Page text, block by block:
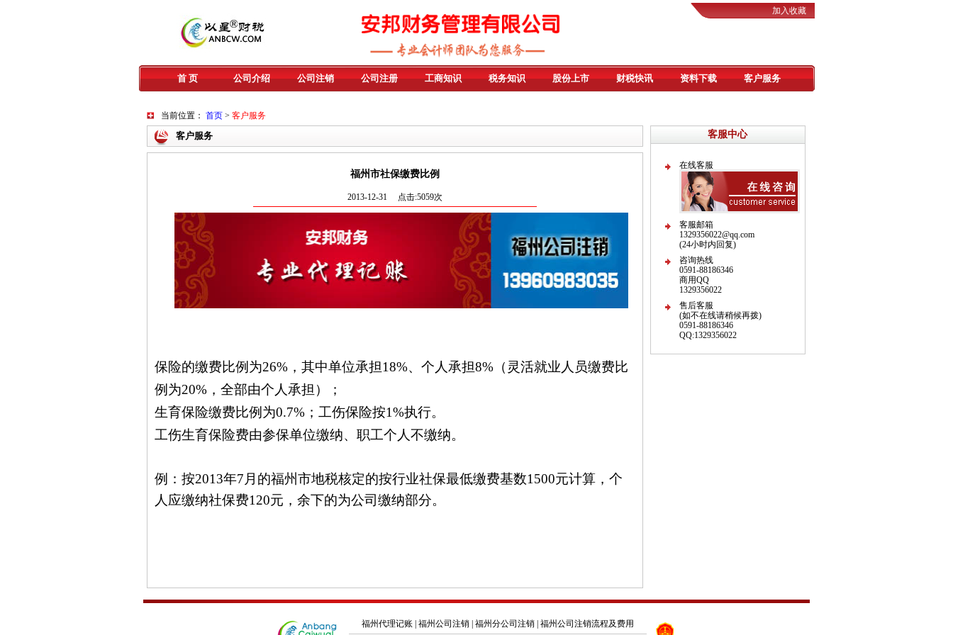
加入收藏
首 页 公司介绍 公司注销 公司注册 工商知识 税务知识 股份上市 财税快讯 资料下载 客户服务
当前位置： 首页> 客户服务
客户服务
福州市社保缴费比例
2013-12-31 点击:5059次
保险的缴费比例为26%，其中单位承担18%、个人承担8%（灵活就业人员缴费比
例为20%，全部由个人承担）；
生育保险缴费比例为0.7%；工伤保险按1%执行。
工伤生育保险费由参保单位缴纳、职工个人不缴纳。
例：按2013年7月的福州市地税核定的按行业社保最低缴费基数1500元计算，个
人应缴纳社保费120元，余下的为公司缴纳部分。
客服中心
在线客服
客服邮箱
1329356022@qq.com
(24小时内回复)
咨询热线
0591-88186346
商用QQ
1329356022
售后客服
(如不在线请稍候再拨)
0591-88186346
QQ:1329356022
福州代理记账 福州公司注销 福州分公司注销 福州公司注销流程及费用